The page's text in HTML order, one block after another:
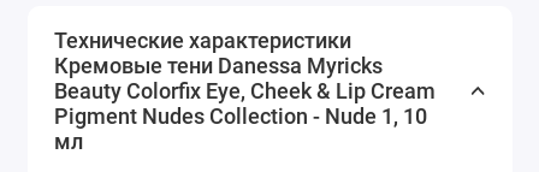
Технические характеристики
Кремовые тени Danessa Myricks
Beauty Colorfix Eye, Cheek & Lip Cream
Pigment Nudes Collection - Nude 1, 10
мл